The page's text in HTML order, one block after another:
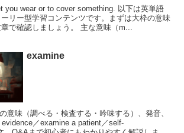
you wear or to cover something. 以下は英単語
リー型学習コンテンツです。まずは大枠の意味
で確認しましょう。 主な意味（m...
examine
意味（調べる・検査する・吟味する）、発音、
／examine a patient／self-